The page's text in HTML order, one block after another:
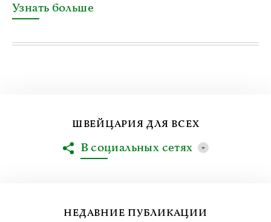
Узнать больше
НЕДАВНИЕ ПУБЛИКАЦИИ
ШВЕЙЦАРИЯ ДЛЯ ВСЕХ
В социальных сетях